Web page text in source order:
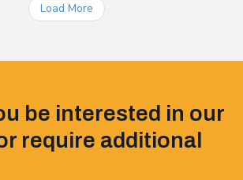
Load More
be interested in our
require additional